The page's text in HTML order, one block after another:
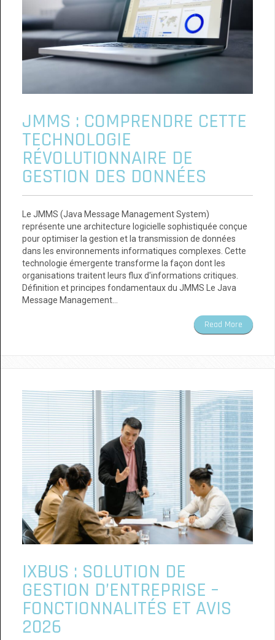
JMMS : COMPRENDRE CETTE
TECHNOLOGIE
RÉVOLUTIONNAIRE DE
GESTION DES DONNÉES
Le JMMS (Java Message Management System)
représente une architecture logicielle sophistiquée conçue
pour optimiser la gestion et la transmission de données
dans les environnements informatiques complexes. Cette
technologie émergente transforme la façon dont les
organisations traitent leurs flux d'informations critiques.
Définition et principes fondamentaux du JMMS Le Java
Message Management…
Read More
IXBUS : SOLUTION DE
GESTION D’ENTREPRISE –
FONCTIONNALITÉS ET AVIS
2026